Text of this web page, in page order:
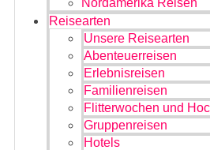
Reisearten
Unsere Reisearten
Abenteuerreisen
Erlebnisreisen
Familienreisen
Flitterwochen und
Gruppenreisen
Hotels